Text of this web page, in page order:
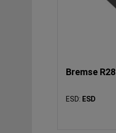
Bremse R28
ESD: ESD